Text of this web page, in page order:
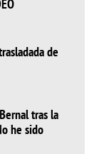
de
tras la
he sido